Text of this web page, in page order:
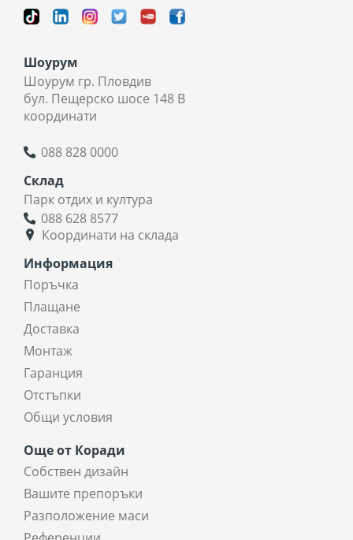
Шоурум
Шоурум гр. Пловдив
бул. Пещерско шосе 148 В
координати
088 828 0000
Склад
Парк отдих и култура
088 628 8577
Координати на склада
Информация
Поръчка
Плащане
Доставка
Монтаж
Гаранция
Отстъпки
Общи условия
Още от Коради
Собствен дизайн
Вашите препоръки
Разположение маси